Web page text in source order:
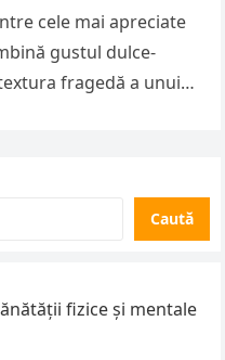
cele mai apreciate
gustul dulce-
fragedă a unui
Caută
fizice și mentale